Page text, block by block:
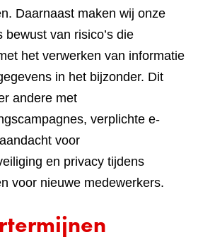
Daarnaast maken wij onze
bewust van risico’s die
het verwerken van informatie
in het bijzonder. Dit
andere met
verplichte e-
voor
en privacy tijdens
voor nieuwe medewerkers.